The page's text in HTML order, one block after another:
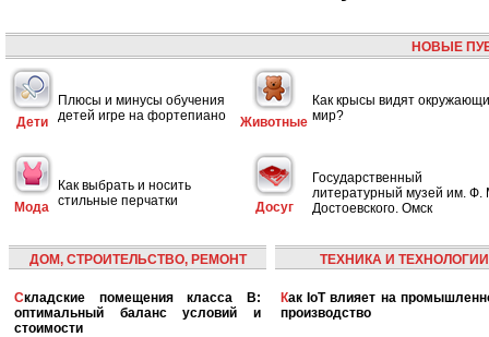
НОВЫЕ
Дети
Плюсы и минусы обучения
детей игре на фортепиано
Животные
Как крысы видят
мир?
Мода
Как выбрать и носить
стильные перчатки
Досуг
Государственный
литературный музей им. Ф.
Достоевского. Омск
ДОМ, СТРОИТЕЛЬСТВО, РЕМОНТ
Складские помещения класса B:
оптимальный баланс условий и
стоимости
ТЕХНИКА И ТЕХНОЛОГИИ
Как IoT влияет на промышленность и
производство